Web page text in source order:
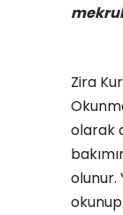
Zira
olarak
olunur.